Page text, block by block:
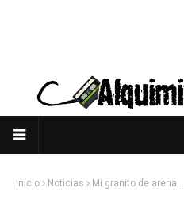
Inicio Noticias Mi granito de arena...